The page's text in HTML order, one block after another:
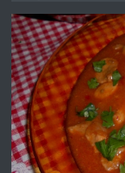
ПРЕДЛАГА